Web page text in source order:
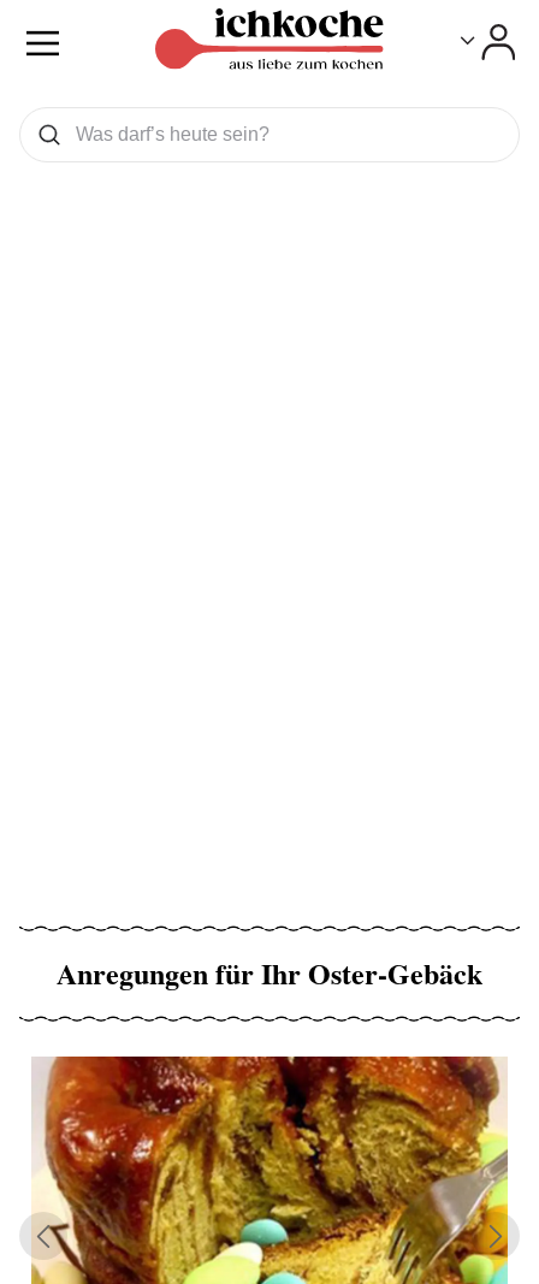
Was wollen Sie suchen
Suchen
Anregungen für Ihr Oster-Gebäck